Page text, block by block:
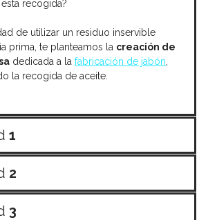
recogida?
de utilizar un residuo inservible
prima, te planteamos la creación de
dedicada a la fabricación de jabón
la recogida de aceite.
1
2
3